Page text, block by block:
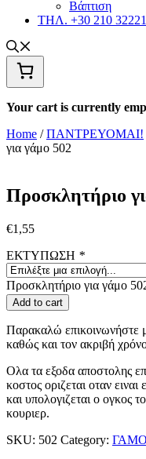
Βάπτιση
ΤΗΛ. +30 210
Your cart is currently
Home /ΠΑΝΤΡΕΥΟΜΑΙ!
για γάμο 502
Προσκλητήριο
€1,55
ΕΚΤΥΠΩΣΗ *
Προσκλητήριο για γάμο
Add to cart
Παρακαλώ επικοινωνήστε
καθώς και τον ακριβή
Ολα τα εξοδα αποστολης
κοστος οριζεται οταν ειναι
και υπολογιζεται ο ογκος
κουριερ.
SKU: 502 Category: